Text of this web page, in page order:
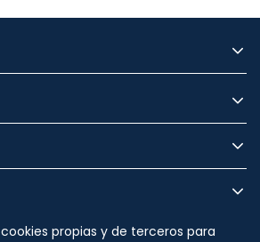
propias y de terceros para